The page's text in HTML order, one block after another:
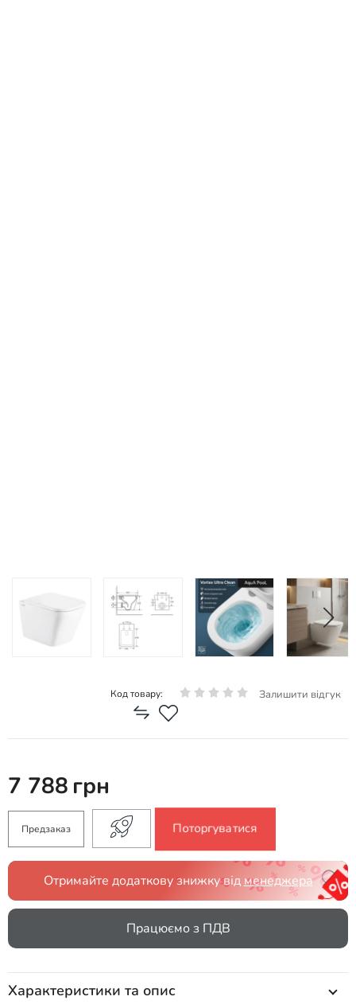
Код товару: Залишити відгук
7 788 грн
Предзаказ Поторгуватися
Отримайте додаткову знижку від менеджера
Працюємо з ПДВ
Характеристики та опис